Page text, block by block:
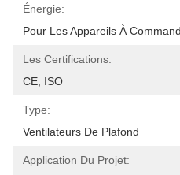
Énergie:
Pour Les Appareils À
Les Certifications:
CE, ISO
Type:
Ventilateurs De Plafond
Application Du Projet: